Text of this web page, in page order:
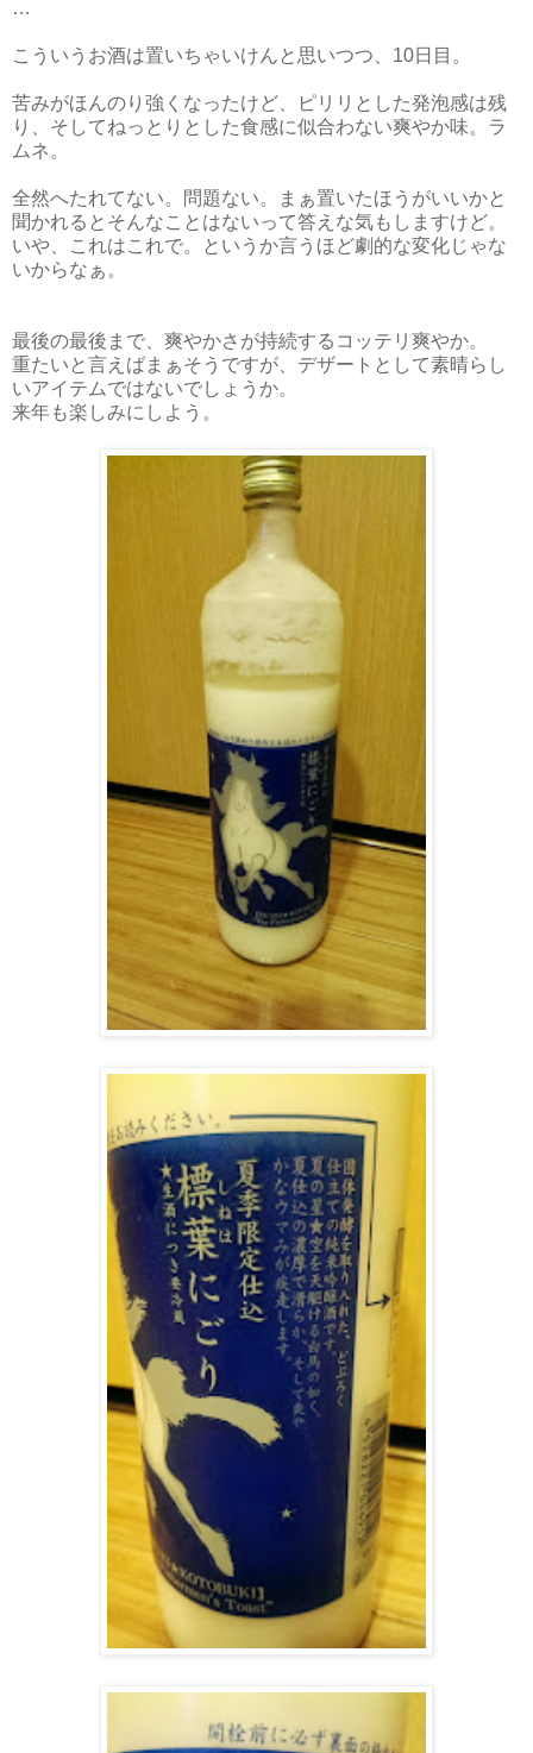
…
こういうお酒は置いちゃいけんと思いつつ、10日目。
苦みがほんのり強くなったけど、ピリリとした発泡感は残
り、そしてねっとりとした食感に似合わない爽やか味。ラ
ムネ。
全然へたれてない。問題ない。まぁ置いたほうがいいかと
聞かれるとそんなことはないって答えな気もしますけど。
いや、これはこれで。というか言うほど劇的な変化じゃな
いからなぁ。
最後の最後まで、爽やかさが持続するコッテリ爽やか。
重たいと言えばまぁそうですが、デザートとして素晴らし
いアイテムではないでしょうか。
来年も楽しみにしよう。